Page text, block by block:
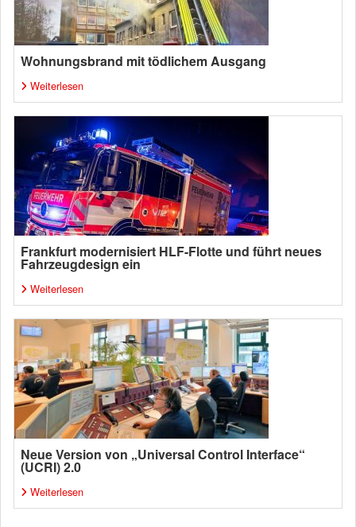
Wohnungsbrand mit tödlichem Ausgang
Weiterlesen
Frankfurt modernisiert HLF-Flotte und führt neues
Fahrzeugdesign ein
Weiterlesen
Neue Version von „Universal Control Interface“
(UCRI) 2.0
Weiterlesen